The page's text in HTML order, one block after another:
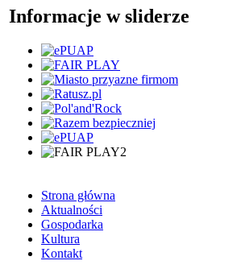
Informacje w sliderze
Strona główna
Aktualności
Gospodarka
Kultura
Kontakt